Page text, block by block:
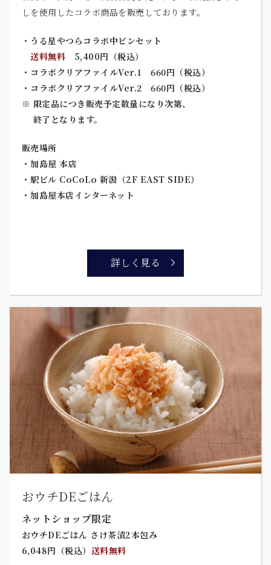
しを使用したコラボ商品を販売しております。
・うる星やつらコラボ中ビンセット
送料無料 5,400円（税込）
・コラボクリアファイルVer.1 660円（税込）
・コラボクリアファイルVer.2 660円（税込）
※ 限定品につき販売予定数量になり次第、
終了となります。
販売場所
・加島屋 本店
・駅ビル CoCoLo 新潟（2F EAST SIDE）
・加島屋本店インターネット
詳しく見る
おウチDEごはん
ネットショップ限定
おウチDEごはん さけ茶漬2本包み
6,048円（税込） 送料無料